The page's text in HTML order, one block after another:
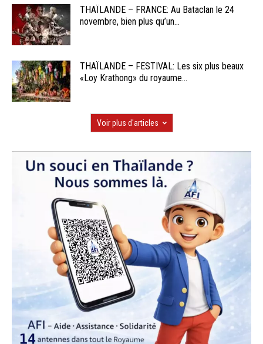
THAÏLANDE – FRANCE: Au Bataclan le 24
novembre, bien plus qu’un...
THAÏLANDE – FESTIVAL: Les six plus beaux
«Loy Krathong» du royaume...
Voir plus d'articles